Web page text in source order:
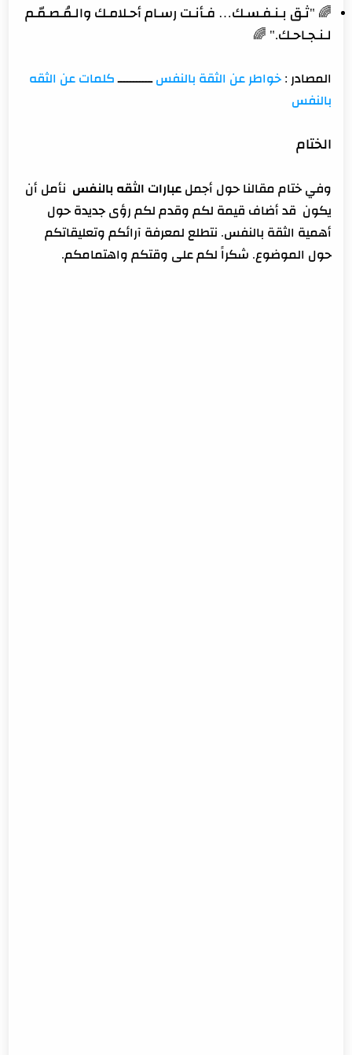
🌈 "ثـق بـنـفـسـك… فـأنـت رسـام أحـلامـك والـمُـصـمّـم
لـنـجـاحـك." 🌈
المصادر :خواطر عن الثقة بالنفس ـــــــــــ كلمات عن الثقه
بالنفس
الختام
وفي ختام مقالنا حول أجملعبارات الثقه بالنفس نأمل أن
يكون قد أضاف قيمة لكم وقدم لكم رؤى جديدة حول
أهمية الثقة بالنفس. نتطلع لمعرفة آرائكم وتعليقاتكم
حول الموضوع. شكراً لكم على وقتكم واهتمامكم.